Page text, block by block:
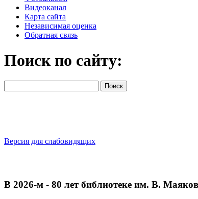
Видеоканал
Карта сайта
Независимая оценка
Обратная связь
Поиск по сайту:
Версия для слабовидящих
В 2026‑м - 80 лет библиотеке им. В.